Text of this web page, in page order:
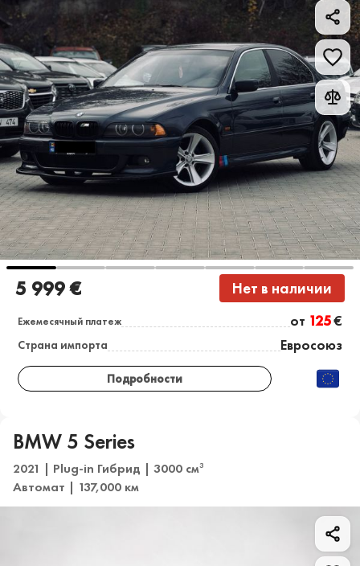
5 999 € Нет в наличии
Ежемесячный платеж от 125€
Страна импорта Евросоюз
Подробности
BMW 5 Series
2021 | Plug-in Гибрид | 3000 см3
Автомат | 137,000 км